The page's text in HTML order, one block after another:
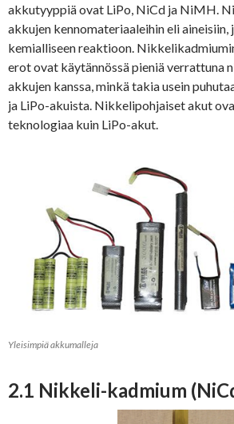
akkutyyppiä ovat LiPo, NiCd ja NiMH.
akkujen kennomateriaaleihin eli
kemialliseen reaktioon.
erot ovat käytännössä pieniä verrattuna
akkujen kanssa, minkä takia usein
ja LiPo-akuista. Nikkelipohjaiset akut
teknologiaa kuin LiPo-akut.
Yleisimpiä akkumalleja
2.1 Nikkeli-kadmium